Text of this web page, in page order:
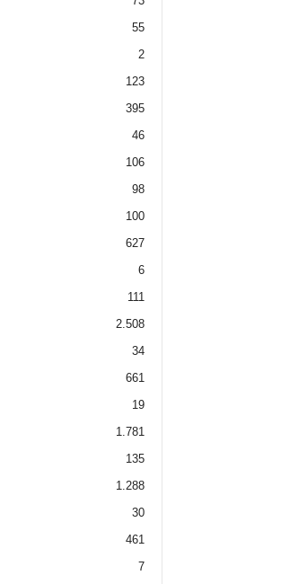
55
2
123
395
46
106
98
100
627
6
111
2.508
34
661
19
1.781
135
1.288
30
461
7